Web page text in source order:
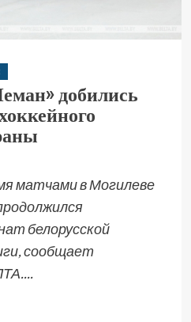
добились
матчами в Могилеве
белорусской
сообщает